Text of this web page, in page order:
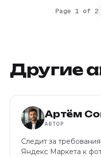
Page 1 of 2
Другие
Артём
АВТОР
Следит за
Яндекс Маркета к